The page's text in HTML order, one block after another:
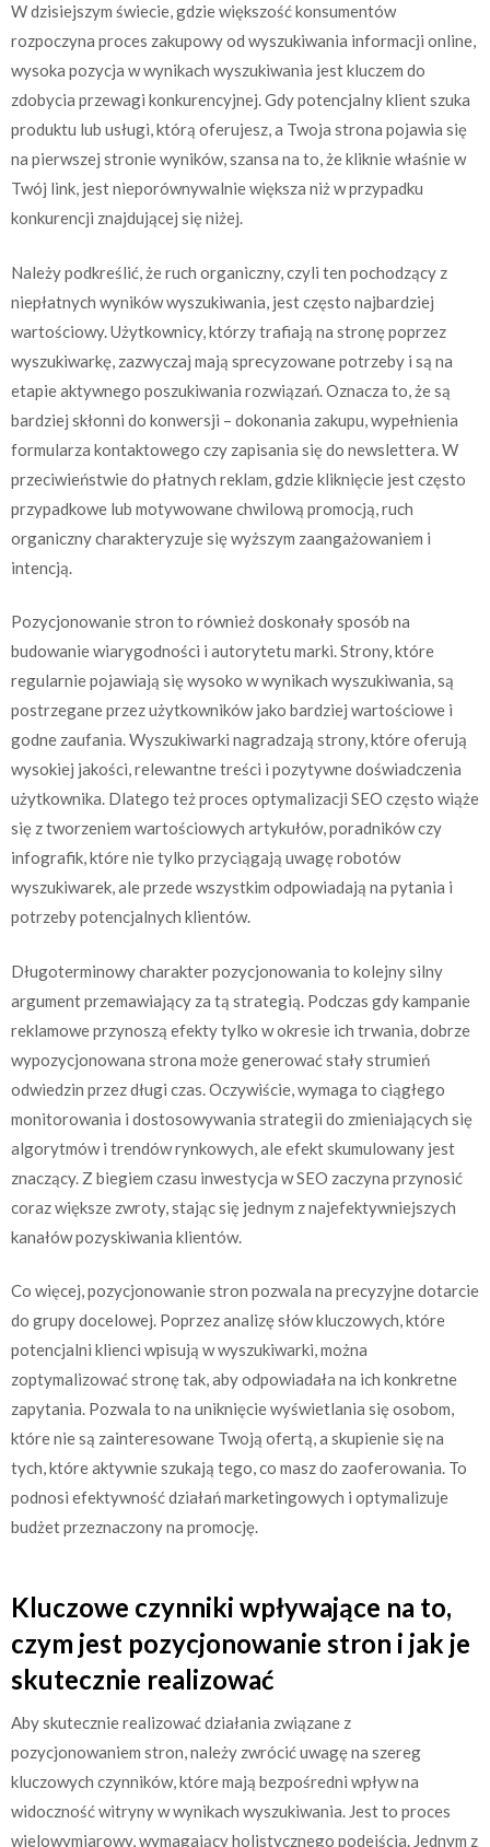
W dzisiejszym świecie, gdzie większość konsumentów
rozpoczyna proces zakupowy od wyszukiwania informacji online,
wysoka pozycja w wynikach wyszukiwania jest kluczem do
zdobycia przewagi konkurencyjnej. Gdy potencjalny klient szuka
produktu lub usługi, którą oferujesz, a Twoja strona pojawia się
na pierwszej stronie wyników, szansa na to, że kliknie właśnie w
Twój link, jest nieporównywalnie większa niż w przypadku
konkurencji znajdującej się niżej.
Należy podkreślić, że ruch organiczny, czyli ten pochodzący z
niepłatnych wyników wyszukiwania, jest często najbardziej
wartościowy. Użytkownicy, którzy trafiają na stronę poprzez
wyszukiwarkę, zazwyczaj mają sprecyzowane potrzeby i są na
etapie aktywnego poszukiwania rozwiązań. Oznacza to, że są
bardziej skłonni do konwersji – dokonania zakupu, wypełnienia
formularza kontaktowego czy zapisania się do newslettera. W
przeciwieństwie do płatnych reklam, gdzie kliknięcie jest często
przypadkowe lub motywowane chwilową promocją, ruch
organiczny charakteryzuje się wyższym zaangażowaniem i
intencją.
Pozycjonowanie stron to również doskonały sposób na
budowanie wiarygodności i autorytetu marki. Strony, które
regularnie pojawiają się wysoko w wynikach wyszukiwania, są
postrzegane przez użytkowników jako bardziej wartościowe i
godne zaufania. Wyszukiwarki nagradzają strony, które oferują
wysokiej jakości, relewantne treści i pozytywne doświadczenia
użytkownika. Dlatego też proces optymalizacji SEO często wiąże
się z tworzeniem wartościowych artykułów, poradników czy
infografik, które nie tylko przyciągają uwagę robotów
wyszukiwarek, ale przede wszystkim odpowiadają na pytania i
potrzeby potencjalnych klientów.
Długoterminowy charakter pozycjonowania to kolejny silny
argument przemawiający za tą strategią. Podczas gdy kampanie
reklamowe przynoszą efekty tylko w okresie ich trwania, dobrze
wypozycjonowana strona może generować stały strumień
odwiedzin przez długi czas. Oczywiście, wymaga to ciągłego
monitorowania i dostosowywania strategii do zmieniających się
algorytmów i trendów rynkowych, ale efekt skumulowany jest
znaczący. Z biegiem czasu inwestycja w SEO zaczyna przynosić
coraz większe zwroty, stając się jednym z najefektywniejszych
kanałów pozyskiwania klientów.
Co więcej, pozycjonowanie stron pozwala na precyzyjne dotarcie
do grupy docelowej. Poprzez analizę słów kluczowych, które
potencjalni klienci wpisują w wyszukiwarki, można
zoptymalizować stronę tak, aby odpowiadała na ich konkretne
zapytania. Pozwala to na uniknięcie wyświetlania się osobom,
które nie są zainteresowane Twoją ofertą, a skupienie się na
tych, które aktywnie szukają tego, co masz do zaoferowania. To
podnosi efektywność działań marketingowych i optymalizuje
budżet przeznaczony na promocję.
Kluczowe czynniki wpływające na to,
czym jest pozycjonowanie stron i jak je
skutecznie realizować
Aby skutecznie realizować działania związane z
pozycjonowaniem stron, należy zwrócić uwagę na szereg
kluczowych czynników, które mają bezpośredni wpływ na
widoczność witryny w wynikach wyszukiwania. Jest to proces
wielowymiarowy, wymagający holistycznego podejścia. Jednym z